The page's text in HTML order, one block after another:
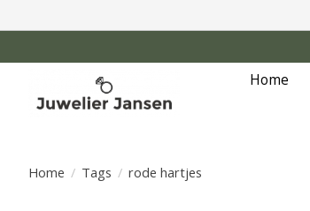
Home
Home / Tags / rode hartjes